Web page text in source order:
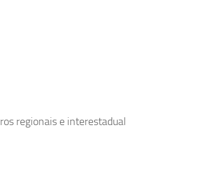
regionais e interestadual